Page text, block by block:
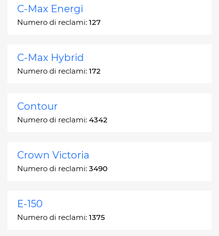
C-Max Energi
Numero di reclami: 127
C-Max Hybrid
Numero di reclami: 172
Contour
Numero di reclami: 4342
Crown Victoria
Numero di reclami: 3490
E-150
Numero di reclami: 1375